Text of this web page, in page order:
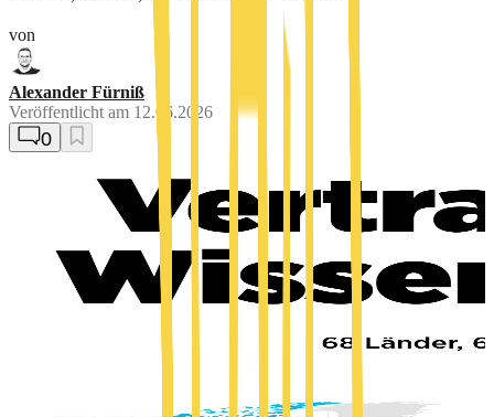
von
Alexander Fürniß
Veröffentlicht am 12.06.2026
0